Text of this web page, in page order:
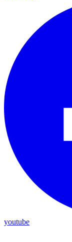
youtube